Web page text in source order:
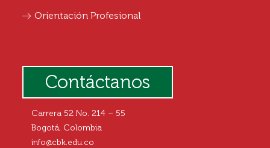
Orientación Profesional
Contáctanos
Carrera 52 No. 214 – 55
Bogotá, Colombia
info@cbk.edu.co